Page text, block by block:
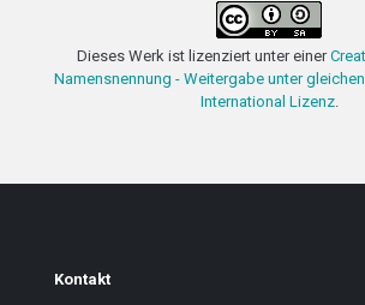
Dieses Werk ist lizenziert unter einer
Namensnennung - Weitergabe unter
International Lizenz.
Kontakt